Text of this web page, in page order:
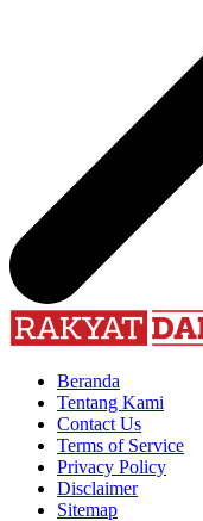
Beranda
Tentang Kami
Contact Us
Terms of Service
Privacy Policy
Disclaimer
Sitemap